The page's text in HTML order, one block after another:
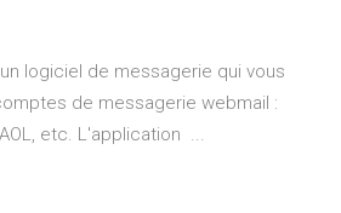
logiciel de messagerie qui vous
de messagerie webmail :
etc. L'application ...